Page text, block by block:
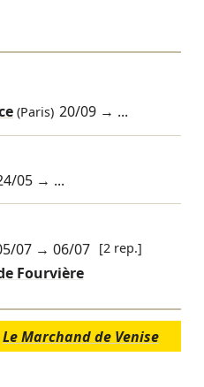
(Paris) 20/09 → ...
05 → ...
07 →06/07 [2 rep.]
Fourvière
Le Marchand de Venise